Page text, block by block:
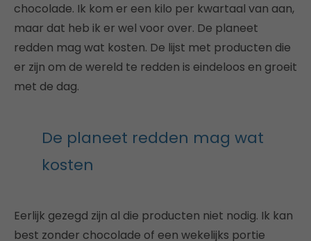
chocolade. Ik kom er een kilo per kwartaal van aan,
maar dat heb ik er wel voor over. De planeet
redden mag wat kosten. De lijst met producten die
er zijn om de wereld te redden is eindeloos en groeit
met de dag.
De planeet redden mag wat
kosten
Eerlijk gezegd zijn al die producten niet nodig. Ik kan
best zonder chocolade of een wekelijks portie